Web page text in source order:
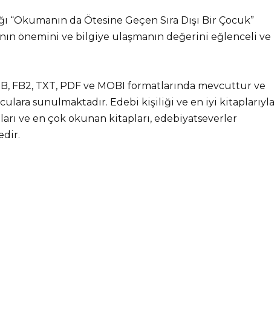
“Okumanın da Ötesine Geçen Sıra Dışı Bir Çocuk”
önemini ve bilgiye ulaşmanın değerini eğlenceli ve
FB2, TXT, PDF ve MOBI formatlarında mevcuttur ve
sunulmaktadır. Edebi kişiliği ve en iyi kitaplarıyla
ve en çok okunan kitapları, edebiyatseverler